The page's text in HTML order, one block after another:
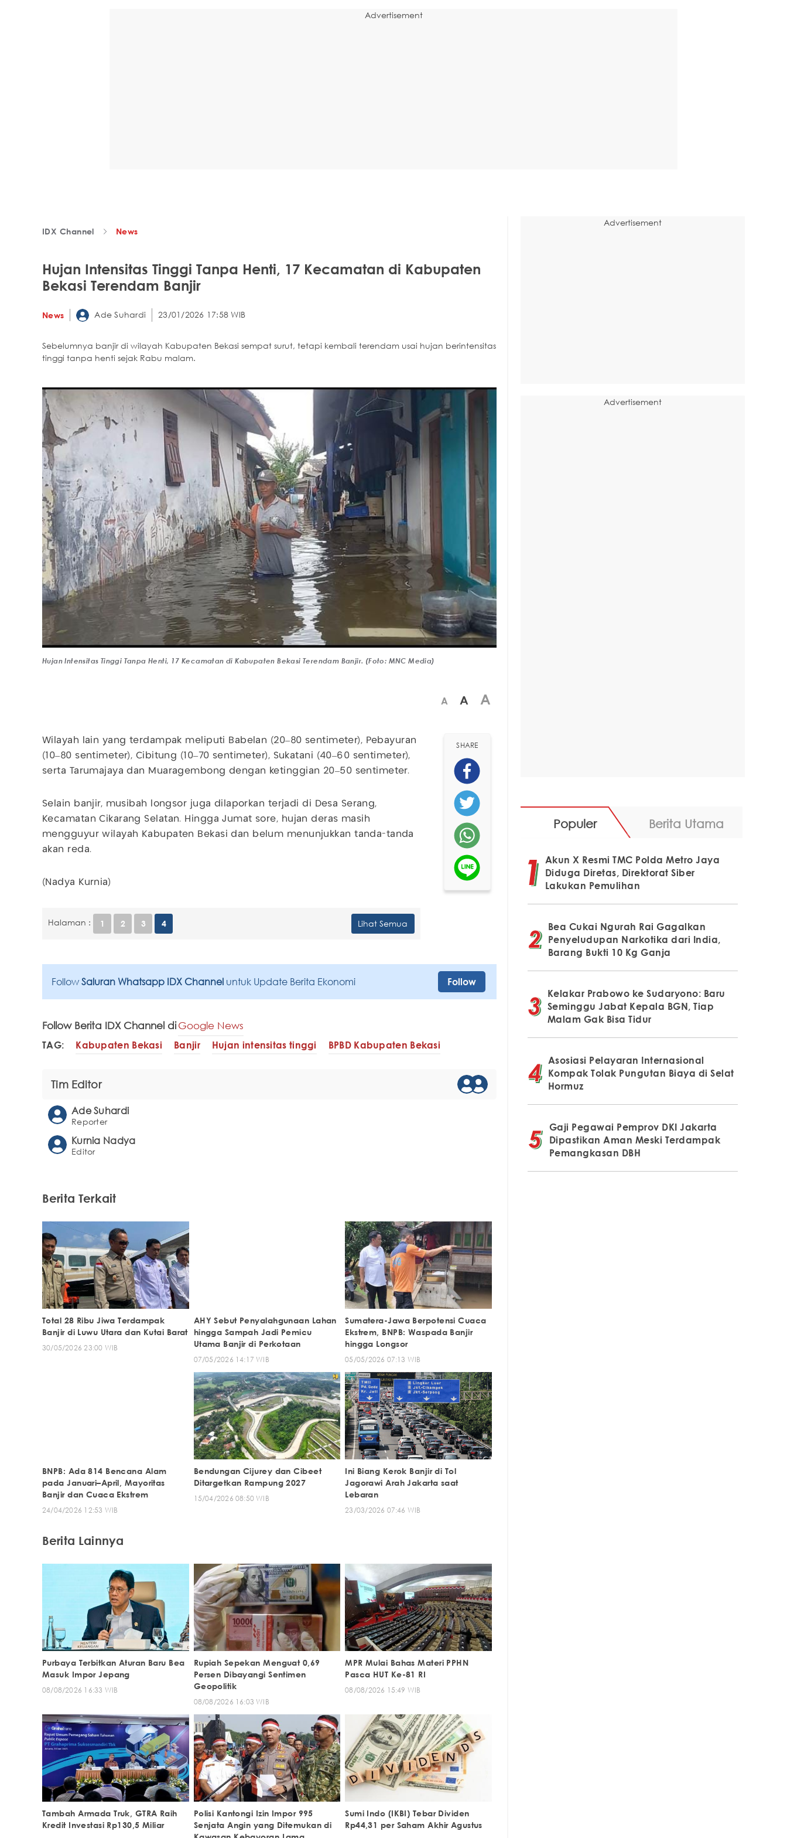
Advertisement
IDX Channel News
Hujan Intensitas Tinggi Tanpa Henti, 17 Kecamatan di Kabupaten
Bekasi Terendam Banjir
News Ade Suhardi 23/01/2026 17:58 WIB
Sebelumnya banjir di wilayah Kabupaten Bekasi sempat surut, tetapi kembali terendam usai hujan berintensitas
tinggi tanpa henti sejak Rabu malam.
Hujan Intensitas Tinggi Tanpa Henti, 17 Kecamatan di Kabupaten Bekasi Terendam Banjir. (Foto: MNC Media)
A A A
Wilayah lain yang terdampak meliputi Babelan (20–80 sentimeter), Pebayuran
(10–80 sentimeter), Cibitung (10–70 sentimeter), Sukatani (40–60 sentimeter),
serta Tarumajaya dan Muaragembong dengan ketinggian 20–50 sentimeter.
Selain banjir, musibah longsor juga dilaporkan terjadi di Desa Serang,
Kecamatan Cikarang Selatan. Hingga Jumat sore, hujan deras masih
mengguyur wilayah Kabupaten Bekasi dan belum menunjukkan tanda-tanda
akan reda.
(Nadya Kurnia)
Halaman : 1 2 3 4 Lihat Semua
SHARE
Follow Saluran Whatsapp IDX Channel untuk Update Berita Ekonomi Follow
Follow Berita IDX Channel diGoogle News
TAG: Kabupaten Bekasi Banjir Hujan intensitas tinggi BPBD Kabupaten Bekasi
Tim Editor
Ade Suhardi
Reporter
Kurnia Nadya
Editor
Berita Terkait
Total 28 Ribu Jiwa Terdampak
Banjir di Luwu Utara dan Kutai Barat
30/05/2026 23:00 WIB
AHY Sebut Penyalahgunaan Lahan
hingga Sampah Jadi Pemicu
Utama Banjir di Perkotaan
07/05/2026 14:17 WIB
Sumatera-Jawa Berpotensi Cuaca
Ekstrem, BNPB: Waspada Banjir
hingga Longsor
05/05/2026 07:13 WIB
BNPB: Ada 814 Bencana Alam
pada Januari–April, Mayoritas
Banjir dan Cuaca Ekstrem
24/04/2026 12:53 WIB
Bendungan Cijurey dan Cibeet
Ditargetkan Rampung 2027
15/04/2026 08:50 WIB
Ini Biang Kerok Banjir di Tol
Jagorawi Arah Jakarta saat
Lebaran
23/03/2026 07:46 WIB
Berita Lainnya
Purbaya Terbitkan Aturan Baru Bea
Masuk Impor Jepang
08/08/2026 16:33 WIB
Rupiah Sepekan Menguat 0,69
Persen Dibayangi Sentimen
Geopolitik
08/08/2026 16:03 WIB
MPR Mulai Bahas Materi PPHN
Pasca HUT Ke-81 RI
08/08/2026 15:49 WIB
Tambah Armada Truk, GTRA Raih
Kredit Investasi Rp130,5 Miliar
Polisi Kantongi Izin Impor 995
Senjata Angin yang Ditemukan di
Sumi Indo (IKBI) Tebar Dividen
Rp44,31 per Saham Akhir Agustus
Advertisement
Advertisement
Populer Berita Utama
Akun X Resmi TMC Polda Metro Jaya
Diduga Diretas, Direktorat Siber
Lakukan Pemulihan
Bea Cukai Ngurah Rai Gagalkan
Penyeludupan Narkotika dari India,
Barang Bukti 10 Kg Ganja
Kelakar Prabowo ke Sudaryono: Baru
Seminggu Jabat Kepala BGN, Tiap
Malam Gak Bisa Tidur
Asosiasi Pelayaran Internasional
Kompak Tolak Pungutan Biaya di Selat
Hormuz
Gaji Pegawai Pemprov DKI Jakarta
Dipastikan Aman Meski Terdampak
Pemangkasan DBH